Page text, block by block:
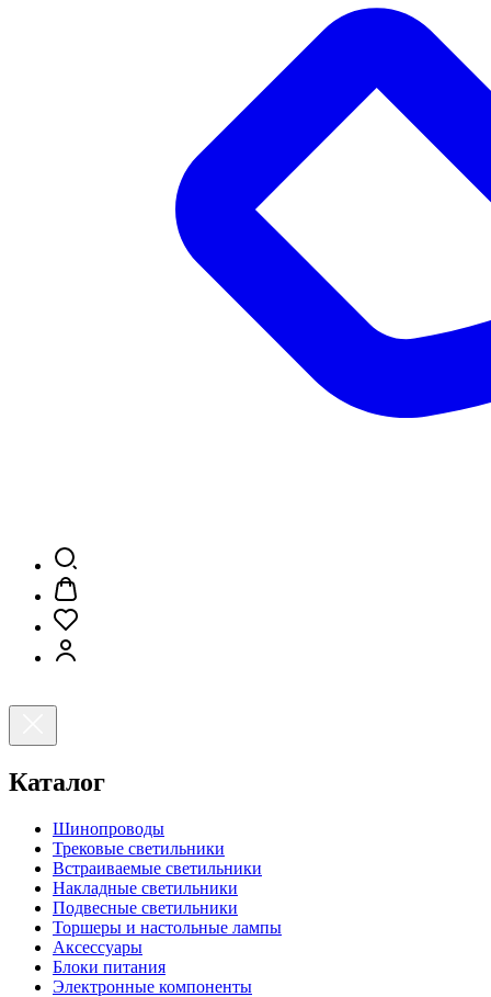
Каталог
Шинопроводы
Трековые светильники
Встраиваемые светильники
Накладные светильники
Подвесные светильники
Торшеры и настольные лампы
Аксессуары
Блоки питания
Электронные компоненты